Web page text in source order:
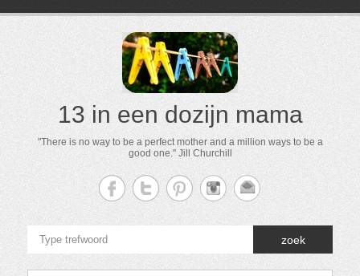
13 in een dozijn mama
"There is no way to be a perfect mother and a million ways to be a
good one." Jill Churchill
zoek